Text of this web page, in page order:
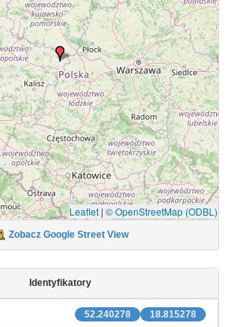
Leaflet | © OpenStreetMap (ODBL)
Zobacz Google Street View
Identyfikatory
18.815278
52.240278